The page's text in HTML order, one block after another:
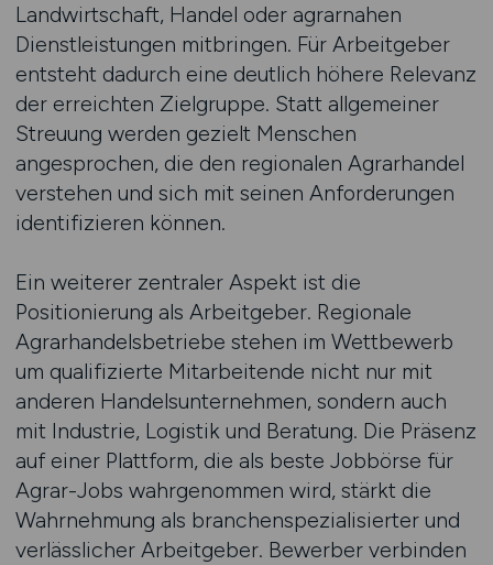
Landwirtschaft, Handel oder agrarnahen
Dienstleistungen mitbringen. Für Arbeitgeber
entsteht dadurch eine deutlich höhere Relevanz
der erreichten Zielgruppe. Statt allgemeiner
Streuung werden gezielt Menschen
angesprochen, die den regionalen Agrarhandel
verstehen und sich mit seinen Anforderungen
identifizieren können.
Ein weiterer zentraler Aspekt ist die
Positionierung als Arbeitgeber. Regionale
Agrarhandelsbetriebe stehen im Wettbewerb
um qualifizierte Mitarbeitende nicht nur mit
anderen Handelsunternehmen, sondern auch
mit Industrie, Logistik und Beratung. Die Präsenz
auf einer Plattform, die als beste Jobbörse für
Agrar-Jobs wahrgenommen wird, stärkt die
Wahrnehmung als branchenspezialisierter und
verlässlicher Arbeitgeber. Bewerber verbinden